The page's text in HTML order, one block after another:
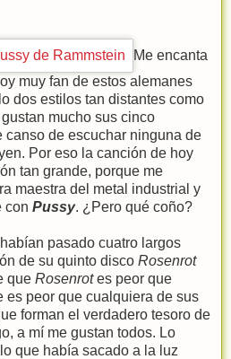
Me encanta
muy fan de estos alemanes
dos estilos tan distantes como
mucho sus cinco
canso de escuchar ninguna de
Por eso la canción de hoy
tan grande, porque me
maestra del metal industrial y
con Pussy. ¿Pero qué coño?
pasado cuatro largos
de su quinto disco Rosenrot
que Rosenrotes peor que
es peor que cualquiera de sus
forman el verdadero tesoro de
a mí me gustan todos. Lo
que había sacado a la luz